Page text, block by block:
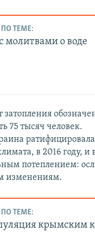
ТЕМЕ:
молитвами о воде
затопления
75 тысяч человек.
в 2016 году, и
потеплением:
изменениям.
ТЕМЕ:
крымским